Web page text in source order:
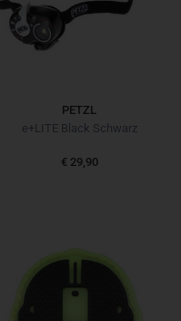
PETZL
e+LITE Black Schwarz
€ 29,90